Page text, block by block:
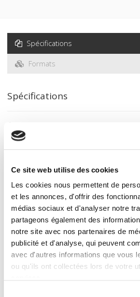
Ce site web utilise des cookies
Les cookies nous permettent de
et les annonces, d'offrir des
médias sociaux et d'analyser notre
partageons également des
notre site avec nos partenaires de
publicité et d'analyse, qui peuvent
avec d'autres informations que vous
ou qu'ils ont collectées lors de votre
Spécifications
Formats
Spécifications
Presses de Sciences Po
Auteur
Académique
Langue
français
Mots clés
Géographie
Catégorie (éditeur)
Internet Hierarchy
> Géopolitique >